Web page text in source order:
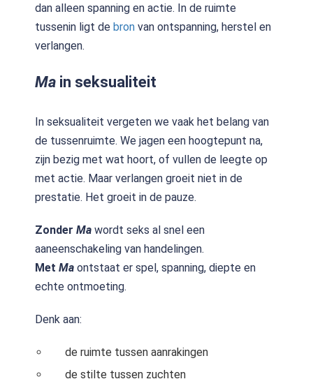
dan alleen spanning en actie. In de ruimte
tussenin ligt de bron van ontspanning, herstel en
verlangen.
Ma in seksualiteit
In seksualiteit vergeten we vaak het belang van
de tussenruimte. We jagen een hoogtepunt na,
zijn bezig met wat hoort, of vullen de leegte op
met actie. Maar verlangen groeit niet in de
prestatie. Het groeit in de pauze.
Zonder Ma wordt seks al snel een
aaneenschakeling van handelingen.
Met Ma ontstaat er spel, spanning, diepte en
echte ontmoeting.
Denk aan:
de ruimte tussen aanrakingen
de stilte tussen zuchten